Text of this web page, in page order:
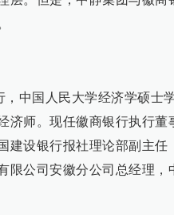
中国人民大学经济学硕士
济师。现任徽商银行执行董
建设银行报社理论部副主任
限公司安徽分公司总经理，